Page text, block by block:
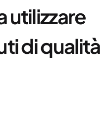
utilizzare
di qualità